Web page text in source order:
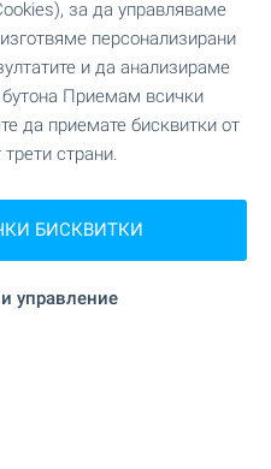
най-новият проект от
комплекси AMur.
от апартаменти
ОЩЕ
за да управляваме
персонализирани
и да анализираме
Приемам всички
да приемате бисквитки от
страни.
БИСКВИТКИ
управление